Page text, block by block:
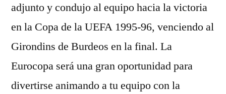
adjunto y condujo al equipo hacia la victoria
en la Copa de la UEFA 1995-96, venciendo al
Girondins de Burdeos en la final. La
Eurocopa será una gran oportunidad para
divertirse animando a tu equipo con la